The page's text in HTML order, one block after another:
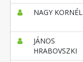
NAGY KORNÉL
JÁNOS
HRABOVSZKI